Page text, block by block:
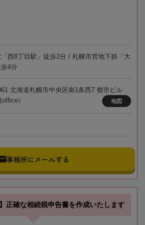
西8丁目駅」徒歩2分 / 札幌市営地下鉄「大
4分
北海道札幌市中央区南1条西7 都市ビル
）
地図
事務所にメールする
正確な相続税申告書を作成いたします